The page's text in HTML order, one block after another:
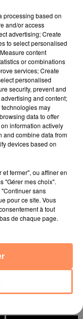
Gémeaux
Vierge
processing based on
and/or access
advertising; Create
to select personalised
content
or combinations
services; Create
personalised
security, prevent and
and content;
may
data to offer
information actively
and combine data from
devices based on
fermer", ou affiner en
"Gérer mes choix".
sans
pour ce site. Vous
à tout
de chaque page.